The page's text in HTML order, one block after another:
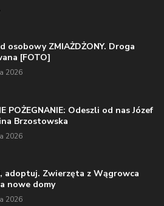
osobowy ZMIAŻDŻONY. Droga
[FOTO]
2026
POŻEGNANIE: Odeszli od nas Józef
Brzostowska
2026
adoptuj. Zwierzęta z Wągrowca
nowe domy
2026